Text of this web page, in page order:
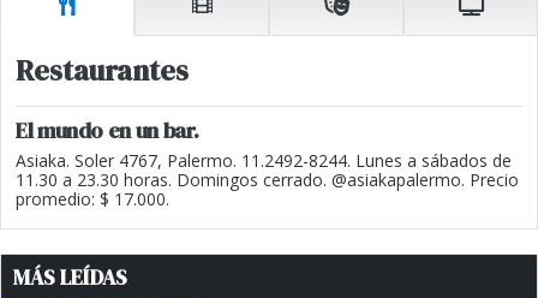
Restaurantes
El mundo en un bar.
Asiaka. Soler 4767, Palermo. 11.2492-8244. Lunes a sábados de
11.30 a 23.30 horas. Domingos cerrado. @asiakapalermo. Precio
promedio: $ 17.000.
MÁS LEÍDAS